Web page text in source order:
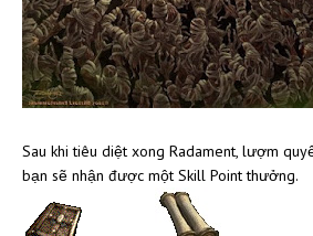
Sau khi tiêu diệt xong Radament, lượm
bạn sẽ nhận được một Skill Point thưởng.